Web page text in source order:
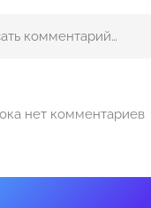
нет комментариев